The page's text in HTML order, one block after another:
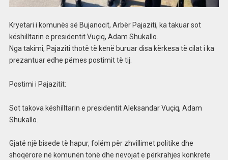
Kryetari i komunës së Bujanocit, Arbër Pajaziti, ka takuar sot
këshilltarin e presidentit Vuçiq, Adam Shukallo.
Nga takimi, Pajaziti thotë të kenë buruar disa kërkesa të cilat i ka
prezantuar edhe pëmes postimit të tij.
Postimi i Pajazitit:
Sot takova këshilltarin e presidentit Aleksandar Vuçiq, Adam
Shukallo.
Gjatë një bisede të hapur, folëm për zhvillimet politike dhe
shoqërore në komunën tonë dhe nevojat e përkrahjes konkrete